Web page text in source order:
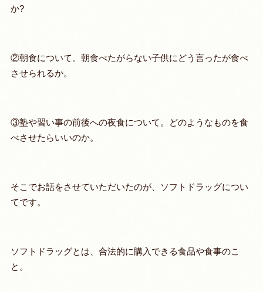
か?
②朝食について。朝食べたがらない子供にどう言ったが食べ
させられるか。
③塾や習い事の前後への夜食について。どのようなものを食
べさせたらいいのか。
そこでお話をさせていただいたのが、ソフトドラッグについ
てです。
ソフトドラッグとは、合法的に購入できる食品や食事のこ
と。